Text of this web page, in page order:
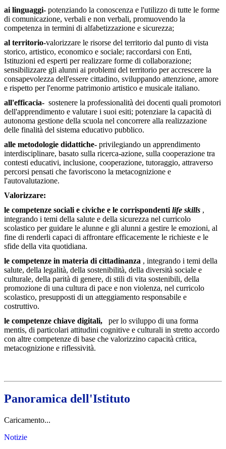
ai linguaggi- potenziando la conoscenza e l'utilizzo di tutte le forme
di comunicazione, verbali e non verbali, promuovendo la
competenza in termini di alfabetizzazione e sicurezza;
al territorio-valorizzare le risorse del territorio dal punto di vista
storico, artistico, economico e sociale; raccordarsi con Enti,
Istituzioni ed esperti per realizzare forme di collaborazione;
sensibilizzare gli alunni ai problemi del territorio per accrescere la
consapevolezza dell'essere cittadino, sviluppando attenzione, amore
e rispetto per l'enorme patrimonio artistico e musicale italiano.
all'efficacia- sostenere la professionalità dei docenti quali promotori
dell'apprendimento e valutare i suoi esiti; potenziare la capacità di
autonoma gestione della scuola nel concorrere alla realizzazione
delle finalità del sistema educativo pubblico.
alle metodologie didattiche- privilegiando un apprendimento
interdisciplinare, basato sulla ricerca-azione, sulla cooperazione tra
contesti educativi, inclusione, cooperazione, tutoraggio, attraverso
percorsi pensati che favoriscono la metacognizione e
l'autovalutazione.
Valorizzare:
le competenze sociali e civiche e le corrispondenti life skills ,
integrando i temi della salute e della sicurezza nel curricolo
scolastico per guidare le alunne e gli alunni a gestire le emozioni, al
fine di renderli capaci di affrontare efficacemente le richieste e le
sfide della vita quotidiana.
le competenze in materia di cittadinanza , integrando i temi della
salute, della legalità, della sostenibilità, della diversità sociale e
culturale, della parità di genere, di stili di vita sostenibili, della
promozione di una cultura di pace e non violenza, nel curricolo
scolastico, presupposti di un atteggiamento responsabile e
costruttivo.
le competenze chiave digitali,
per lo sviluppo di una forma
mentis, di particolari attitudini cognitive e culturali in stretto accordo
con altre competenze di base che valorizzino capacità critica,
metacognizione e riflessività.
Panoramica dell'Istituto
Caricamento...
Notizie